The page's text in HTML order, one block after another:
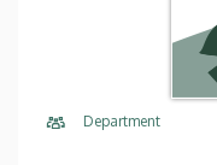
Department